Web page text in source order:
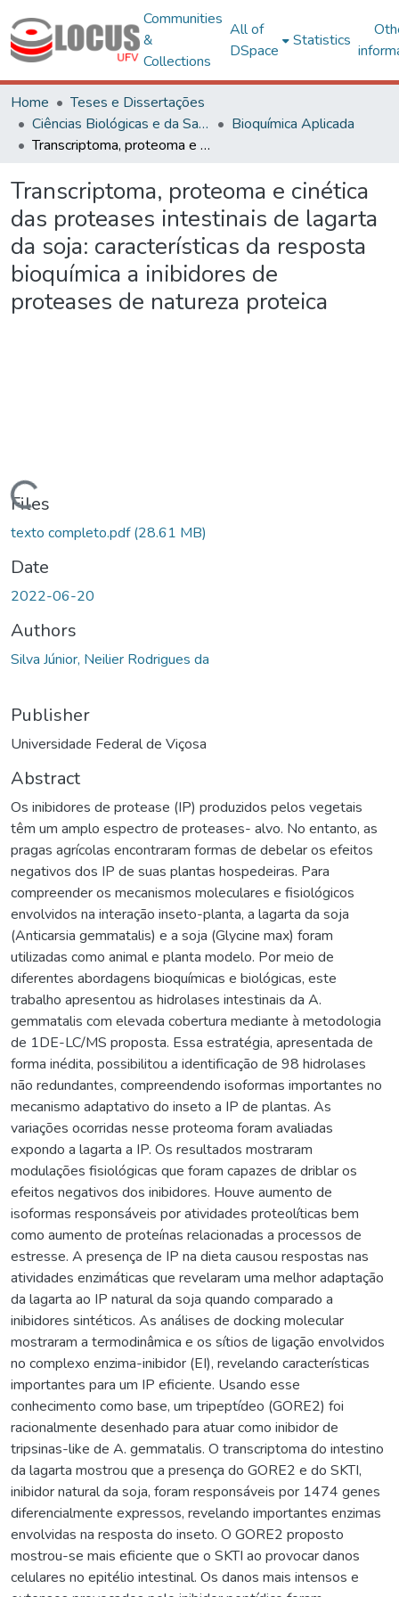
Communities
&
Collections
All of
DSpace
Statistics
Home
Teses e Dissertações
Ciências Biológicas e da Saúde
Bioquímica Aplicada
Transcriptoma, proteoma e cinética das proteases intestinais de lagarta da soja: características da resposta bioquímica a inibidores de proteases de natureza proteica
Transcriptoma, proteoma e cinética
das proteases intestinais de lagarta
da soja: características da resposta
bioquímica a inibidores de
proteases de natureza proteica
Files
texto completo.pdf(28.61 MB)
Date
2022-06-20
Authors
Silva Júnior, Neilier Rodrigues da
Publisher
Universidade Federal de Viçosa
Abstract
Os inibidores de protease (IP) produzidos pelos vegetais
têm um amplo espectro de proteases- alvo. No entanto, as
pragas agrícolas encontraram formas de debelar os efeitos
negativos dos IP de suas plantas hospedeiras. Para
compreender os mecanismos moleculares e fisiológicos
envolvidos na interação inseto-planta, a lagarta da soja
(Anticarsia gemmatalis) e a soja (Glycine max) foram
utilizadas como animal e planta modelo. Por meio de
diferentes abordagens bioquímicas e biológicas, este
trabalho apresentou as hidrolases intestinais da A.
gemmatalis com elevada cobertura mediante à metodologia
de 1DE-LC/MS proposta. Essa estratégia, apresentada de
forma inédita, possibilitou a identificação de 98 hidrolases
não redundantes, compreendendo isoformas importantes no
mecanismo adaptativo do inseto a IP de plantas. As
variações ocorridas nesse proteoma foram avaliadas
expondo a lagarta a IP. Os resultados mostraram
modulações fisiológicas que foram capazes de driblar os
efeitos negativos dos inibidores. Houve aumento de
isoformas responsáveis por atividades proteolíticas bem
como aumento de proteínas relacionadas a processos de
estresse. A presença de IP na dieta causou respostas nas
atividades enzimáticas que revelaram uma melhor adaptação
da lagarta ao IP natural da soja quando comparado a
inibidores sintéticos. As análises de docking molecular
mostraram a termodinâmica e os sítios de ligação envolvidos
no complexo enzima-inibidor (EI), revelando características
importantes para um IP eficiente. Usando esse
conhecimento como base, um tripeptídeo (GORE2) foi
racionalmente desenhado para atuar como inibidor de
tripsinas-like de A. gemmatalis. O transcriptoma do intestino
da lagarta mostrou que a presença do GORE2 e do SKTI,
inibidor natural da soja, foram responsáveis por 1474 genes
diferencialmente expressos, revelando importantes enzimas
envolvidas na resposta do inseto. O GORE2 proposto
mostrou-se mais eficiente que o SKTI ao provocar danos
celulares no epitélio intestinal. Os danos mais intensos e